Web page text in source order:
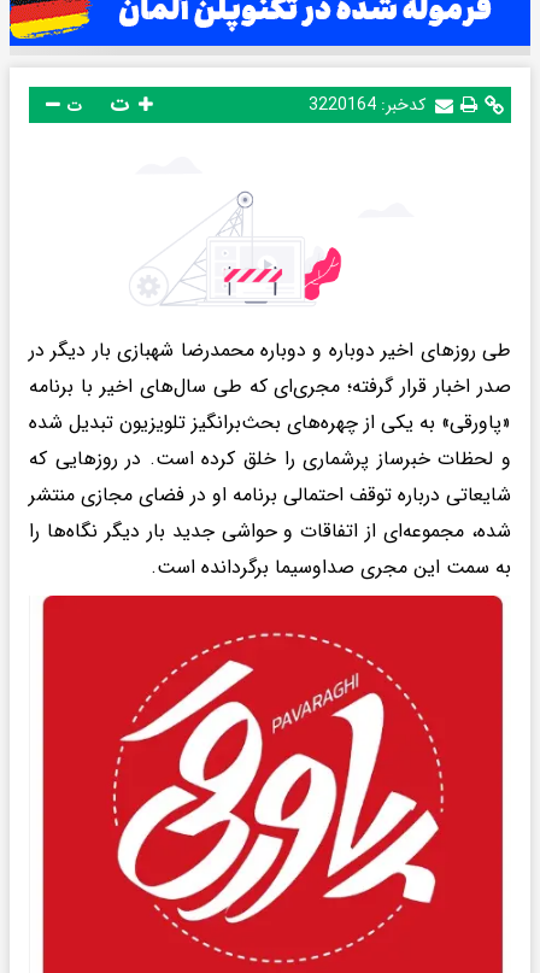
کدخبر: 3220164 ت
طی روزهای اخیر دوباره و دوباره محمدرضا شهبازی بار دیگر در
صدر اخبار قرار گرفته؛ مجری‌ای که طی سال‌های اخیر با برنامه
«پاورقی» به یکی از چهره‌های بحث‌برانگیز تلویزیون تبدیل شده
و لحظات خبرساز پرشماری را خلق کرده است. در روزهایی که
شایعاتی درباره توقف احتمالی برنامه او در فضای مجازی منتشر
شده، مجموعه‌ای از اتفاقات و حواشی جدید بار دیگر نگاه‌ها را
به سمت این مجری صداوسیما برگردانده است.